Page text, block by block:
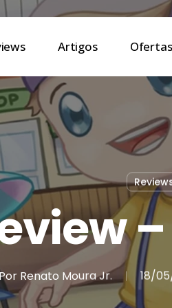
Artigos Ofertas
Por Renato Moura Jr. 18/